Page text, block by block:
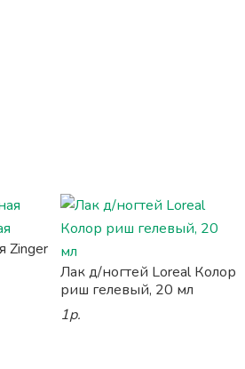
Zinger
Лак д/ногтей Loreal Колор
риш гелевый, 20 мл
1р.